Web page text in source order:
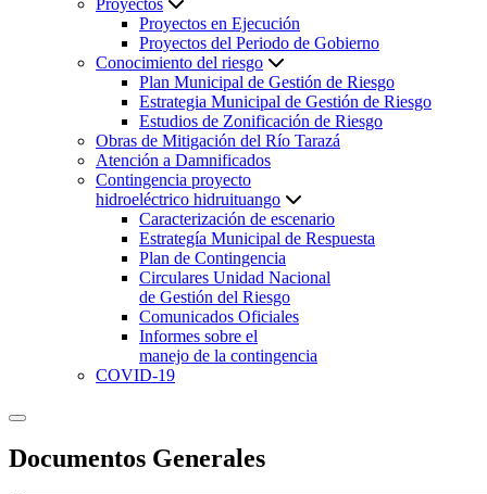
Proyectos en Ejecución
Proyectos del Periodo de Gobierno
Conocimiento del riesgo
Plan Municipal de Gestión de Riesgo
Estrategia Municipal de Gestión de Riesgo
Estudios de Zonificación de Riesgo
Obras de Mitigación del Río Tarazá
Atención a Damnificados
Contingencia proyecto
hidroeléctrico hidruituango
Caracterización de escenario
Estrategía Municipal de Respuesta
Plan de Contingencia
Circulares Unidad Nacional
de Gestión del Riesgo
Comunicados Oficiales
Informes sobre el
manejo de la contingencia
COVID-19
Documentos Generales